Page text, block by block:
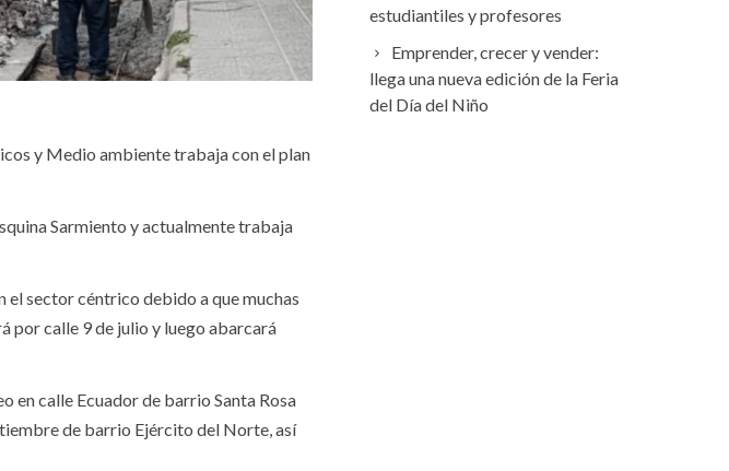
y Medio ambiente trabaja con el plan
Sarmiento y actualmente trabaja
el sector céntrico debido a que muchas
por calle 9 de julio y luego abarcará
en calle Ecuador de barrio Santa Rosa
de barrio Ejército del Norte, así
estudiantiles y profesores
Emprender, crecer y vender:
llega una nueva edición de la Feria
del Día del Niño